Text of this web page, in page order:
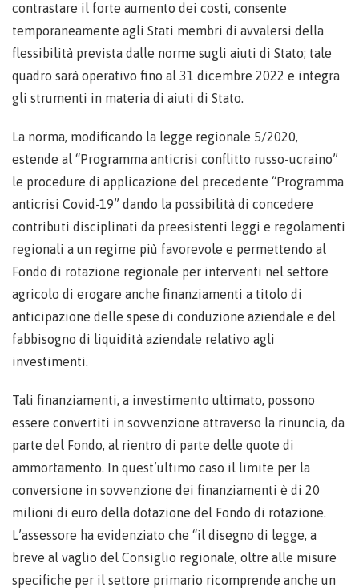
contrastare il forte aumento dei costi, consente
temporaneamente agli Stati membri di avvalersi della
flessibilità prevista dalle norme sugli aiuti di Stato; tale
quadro sarà operativo fino al 31 dicembre 2022 e integra
gli strumenti in materia di aiuti di Stato.
La norma, modificando la legge regionale 5/2020,
estende al “Programma anticrisi conflitto russo-ucraino”
le procedure di applicazione del precedente “Programma
anticrisi Covid-19” dando la possibilità di concedere
contributi disciplinati da preesistenti leggi e regolamenti
regionali a un regime più favorevole e permettendo al
Fondo di rotazione regionale per interventi nel settore
agricolo di erogare anche finanziamenti a titolo di
anticipazione delle spese di conduzione aziendale e del
fabbisogno di liquidità aziendale relativo agli
investimenti.
Tali finanziamenti, a investimento ultimato, possono
essere convertiti in sovvenzione attraverso la rinuncia, da
parte del Fondo, al rientro di parte delle quote di
ammortamento. In quest’ultimo caso il limite per la
conversione in sovvenzione dei finanziamenti è di 20
milioni di euro della dotazione del Fondo di rotazione.
L’assessore ha evidenziato che “il disegno di legge, a
breve al vaglio del Consiglio regionale, oltre alle misure
specifiche per il settore primario ricomprende anche un